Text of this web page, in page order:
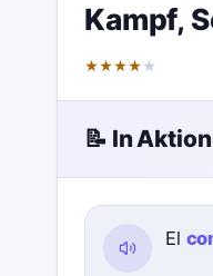
Kampf,
★★★★ ★
📝 In Aktion
El